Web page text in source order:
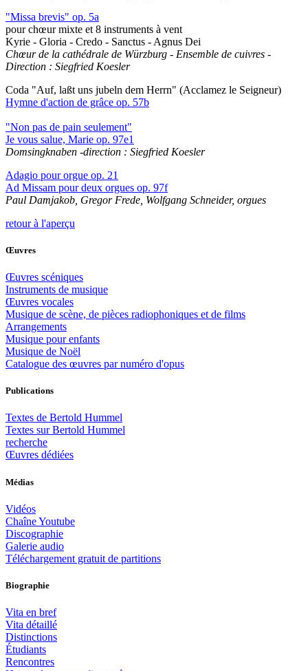
"Missa brevis" op. 5a
pour chœur mixte et 8 instruments à vent
Kyrie - Gloria - Credo - Sanctus - Agnus Dei
Chœur de la cathédrale de Würzburg - Ensemble de cuivres -
Direction : Siegfried Koesler
Coda "Auf, laßt uns jubeln dem Herrn" (Acclamez le Seigneur)
Hymne d'action de grâce op. 57b
"Non pas de pain seulement"
Je vous salue, Marie op. 97e1
Domsingknaben -direction : Siegfried Koesler
Adagio pour orgue op. 21
Ad Missam pour deux orgues op. 97f
Paul Damjakob, Gregor Frede, Wolfgang Schneider, orgues
retour à l'aperçu
Œuvres
Œuvres scéniques
Instruments de musique
Œuvres vocales
Musique de scène, de pièces radiophoniques et de films
Arrangements
Musique pour enfants
Musique de Noël
Catalogue des œuvres par numéro d'opus
Publications
Textes de Bertold Hummel
Textes sur Bertold Hummel
recherche
Œuvres dédiées
Médias
Vidéos
Chaîne Youtube
Discographie
Galerie audio
Téléchargement gratuit de partitions
Biographie
Vita en bref
Vita détaillé
Distinctions
Étudiants
Rencontres